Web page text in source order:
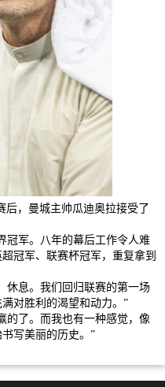
后，曼城主帅瓜迪奥拉接受了
冠军。八年的幕后工作令人难
冠军、联赛杯冠军，重复拿到
休息。我们回归联赛的第一场
对胜利的渴望和动力。”
的了。而我也有一种感觉，像
写美丽的历史。”